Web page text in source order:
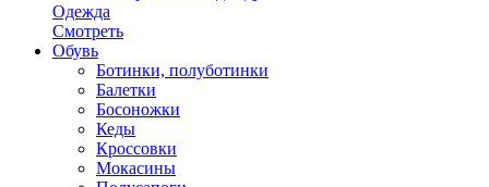
Одежда
Смотреть
Обувь
Ботинки, полуботинки
Балетки
Босоножки
Кеды
Кроссовки
Мокасины